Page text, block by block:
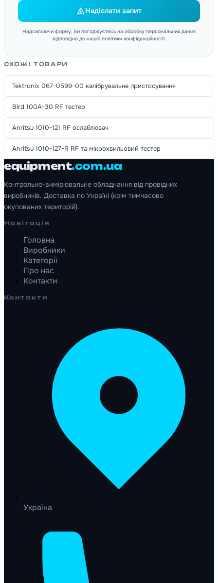
Надіслати запит
Надсилаючи форму, ви погоджуєтесь на обробку персональних даних
відповідно до нашої політики конфіденційності.
СХОЖІ ТОВАРИ
Tektronix 067-0599-00 калібрувальне пристосування
Bird 100A-30 RF тестер
Anritsu 1010-121 RF ослаблювач
Anritsu 1010-127-R RF та мікрохвильовий тестер
equipment.com.ua
Контрольно-вимірювальне обладнання від провідних
виробників. Доставка по Україні (крім тимчасово
окупованих територій).
Навігація
Головна
Виробники
Категорії
Про нас
Контакти
Контакти
Україна